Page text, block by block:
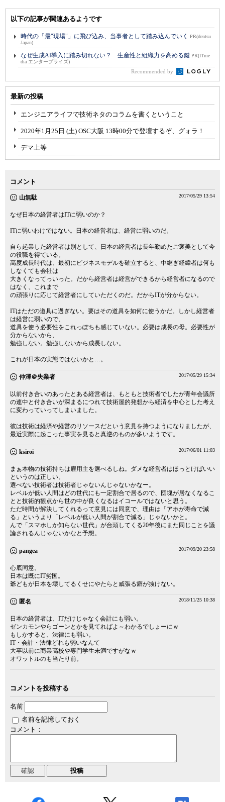
以下の記事が関連あるようです
時代の「最"現場"」に飛び込み、当事者として踏み込んでいく
PR(dentsu
Japan)
なぜ生成AI導入に踏み切れない？ 生産性と組織力を高める鍵 PR(ITme
dia エンタープライズ)
Recommended by
最新の投稿
エンジニアライフで技術ネタのコラムを書くということ
2020年1月25日 (土) OSC大阪 13時00分で登壇するぞ、グォラ！
デマ上等
コメント
山無駄 2017/05/29 13:54
なぜ日本の経営者はITに弱いのか？
ITに弱いわけではない。日本の経営者は、経営に弱いのだ。
自ら起業した経営者は別として、日本の経営者は長年勤めたご褒美として今
の役職を得ている。
高度成長時代は、最初にビジネスモデルを確立すると、中継ぎ経緯者は何も
しなくても会社は
大きくなってっいった。だから経営者は経営ができるから経営者になるので
はなく、これまで
の頑張りに応じて経営者にしていただくのだ。だからITが分からない。
ITはただの道具に過ぎない。要はその道具を如何に使うかだ。しかし経営者
は経営に弱いので、
道具を使う必要性をこれっぽちも感じていない。必要は成長の母。必要性が
分からないから、
勉強しない。勉強しないから成長しない。
これが日本の実態ではないかと…。
仲澤＠失業者 2017/05/29 15:34
以前付き合いのあったとある経営者は、もともと技術者でしたが青年会議所
の連中と付き合いが深まるにつれて技術屋的発想から経済を中心とした考え
に変わっていってしまいました。
彼は技術は経済や経営のリソースだという意見を持つようになりましたが、
最近実際に起こった事実を見ると真逆のものが多いようです。
ksiroi 2017/06/01 11:03
まぁ本物の技術持ちは雇用主を選べるしね。ダメな経営者はほっとけばいい
というのは正しい。
選べない技術者は技術者じゃないんじゃないかなー。
レベルが低い人間はどの世代にも一定割合で居るので、団塊が居なくなるこ
とと技術的観点から世の中が良くなるはイコールではないと思う。
ただ時間が解決してくれるって意見には同意で、理由は「アホが寿命で減
る」というより「レベルが低い人間が割合で減る」じゃないかと。
んで「スマホしか知らない世代」が台頭してくる20年後にまた同じことを議
論されるんじゃないかなと予想。
pangea 2017/09/20 23:58
心底同意。
日本は既にIT劣国。
爺どもが日本を壊してるくせにやたらと威張る癖が抜けない。
匿名 2018/11/25 10:38
日本の経営者は、ITだけじゃなく会計にも弱い。
ゼンカモンやらゴーンとかを見てればよ～わかるでしょーにｗ
もしかすると、法律にも弱い。
IT・会計・法律どれも弱いなんて
大卒以前に商業高校や専門学生未満ですがなｗ
オワットルのも当たり前。
コメントを投稿する
名前
名前を記憶しておく
コメント：